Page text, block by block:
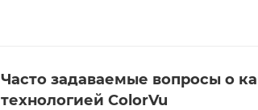
Часто задаваемые вопросы о
технологией ColorVu